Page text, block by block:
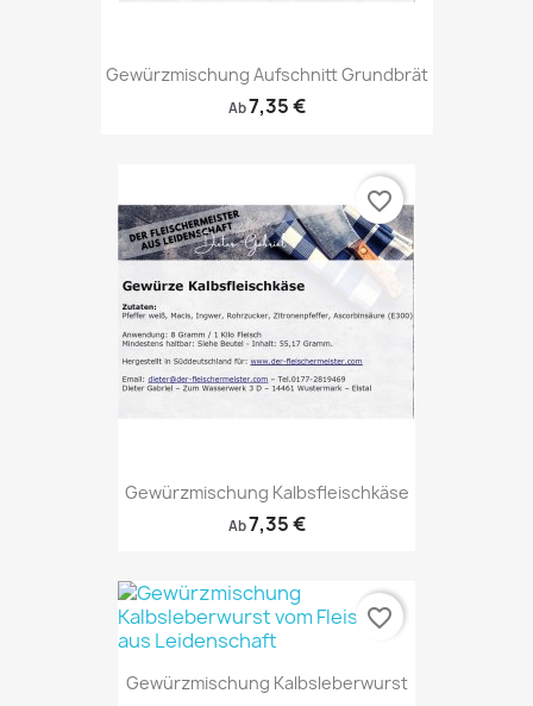
Gewürzmischung Aufschnitt Grundbrät
Ab7,35 €
Gewürzmischung Kalbsfleischkäse
Ab7,35 €
favorite_border
Gewürzmischung Kalbsleberwurst
favorite_border